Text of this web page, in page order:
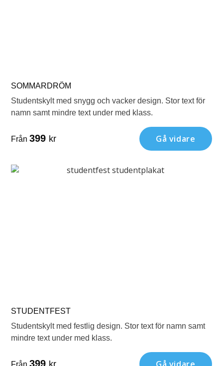
SOMMARDRÖM
Studentskylt med snygg och vacker design. Stor text för
namn samt mindre text under med klass.
Från 399 kr Gå vidare
STUDENTFEST
Studentskylt med festlig design. Stor text för namn samt
mindre text under med klass.
Från 399 kr Gå vidare